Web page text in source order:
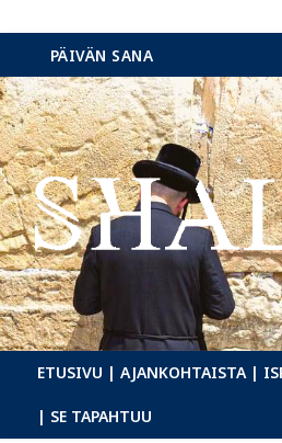
Hyppää
sisältöön
PÄIVÄN SANA
ETUSIVU | AJANKOHTAISTA |
| SE TAPAHTUU